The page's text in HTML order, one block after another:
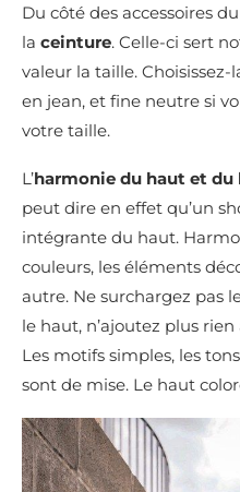
Du côté des accessoires
la ceinture. Celle-ci sert
valeur la taille.
en jean, et fine neutre si
votre taille.
L’harmonie du haut et du
peut dire en effet qu’un
intégrante du haut.
couleurs, les éléments
autre. Ne surchargez pas
le haut, n’ajoutez plus
Les motifs simples, les
sont de mise. Le haut